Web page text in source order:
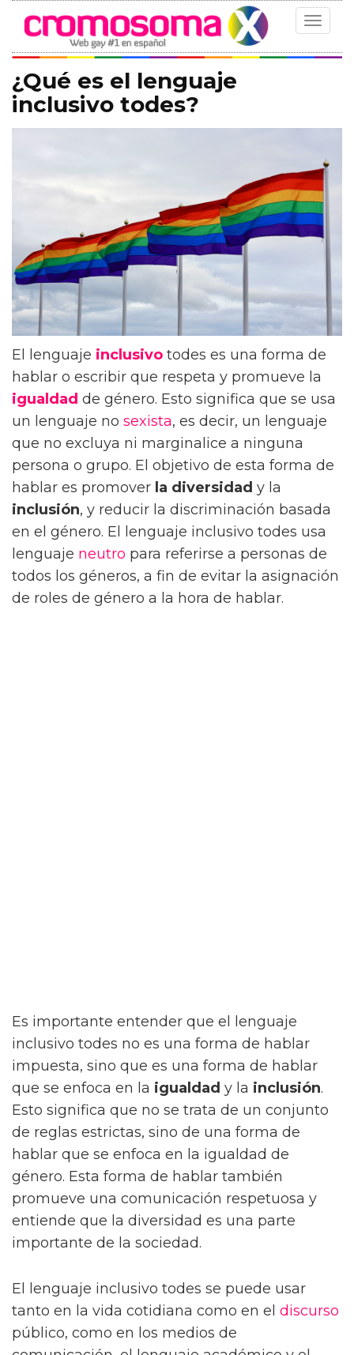
Toggle
¿Qué es el lenguaje
inclusivo todes?
El lenguaje inclusivo todes es una forma de
hablar o escribir que respeta y promueve la
igualdad de género. Esto significa que se usa
un lenguaje no sexista, es decir, un lenguaje
que no excluya ni marginalice a ninguna
persona o grupo. El objetivo de esta forma de
hablar es promover la diversidad y la
inclusión, y reducir la discriminación basada
en el género. El lenguaje inclusivo todes usa
lenguaje neutro para referirse a personas de
todos los géneros, a fin de evitar la asignación
de roles de género a la hora de hablar.
Es importante entender que el lenguaje
inclusivo todes no es una forma de hablar
impuesta, sino que es una forma de hablar
que se enfoca en la igualdad y la inclusión.
Esto significa que no se trata de un conjunto
de reglas estrictas, sino de una forma de
hablar que se enfoca en la igualdad de
género. Esta forma de hablar también
promueve una comunicación respetuosa y
entiende que la diversidad es una parte
importante de la sociedad.
El lenguaje inclusivo todes se puede usar
tanto en la vida cotidiana como en el discurso
público, como en los medios de